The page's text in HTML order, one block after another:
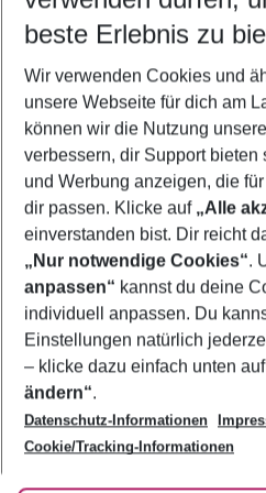
5-8
2 Erwachsene Keine Kinder
Mehr Filter
Footer
Footer navigation
Über uns
AGB
Bestpreisgarantie
Cookie-Einstellungen ändern
Cookie-Richtlinie
Agenturbetreuung
Barrierefreies Reisen
Folge uns
beste Erlebnis zu
Wir verwenden Cookies und
unsere Webseite für dich am
können wir die Nutzung
verbessern, dir Support bieten
und Werbung anzeigen, die
dir passen. Klicke auf „Alle
einverstanden bist. Dir reicht
„Nur notwendige Cookies“.
anpassen“ kannst du deine
individuell anpassen. Du
Einstellungen natürlich
– klicke dazu einfach unten auf
ändern“.
Datenschutz-Informationen
Cookie/Tracking-Informationen